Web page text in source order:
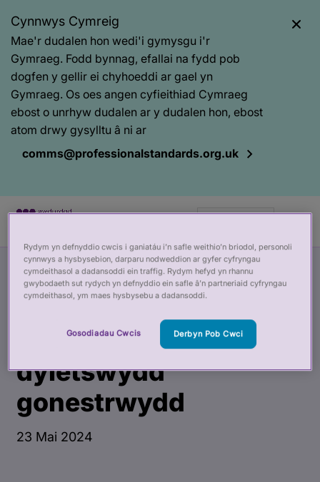
Cynnwys Cymreig
Mae'r dudalen hon wedi'i gymysgu i'r
Gymraeg. Fodd bynnag, efallai na fydd pob
dogfen y gellir ei chyhoeddi ar gael yn
Gymraeg. Os oes angen cyfieithiad Cymraeg
ebost o unrhyw dudalen ar y dudalen hon, ebost
atom drwy gysylltu â ni ar
comms@professionalstandards.org.uk
gynnwys
Baner
tudalen
gyhoeddi
Ymateb i alwad DHSC
am dystiolaeth ar
gyfer adolygiad
dyletswydd
gonestrwydd
23 Mai 2024
Rydym yn defnyddio cwcis i ganiatáu i’n safle weithio’n briodol, personoli
cynnwys a hysbysebion, darparu nodweddion ar gyfer cyfryngau
cymdeithasol a dadansoddi ein traffig. Rydym hefyd yn rhannu
gwybodaeth sut rydych yn defnyddio ein safle â’n partneriaid cyfryngau
cymdeithasol, ym maes hysbysebu a dadansoddi.
Gosodiadau Cwcis Derbyn Pob Cwci